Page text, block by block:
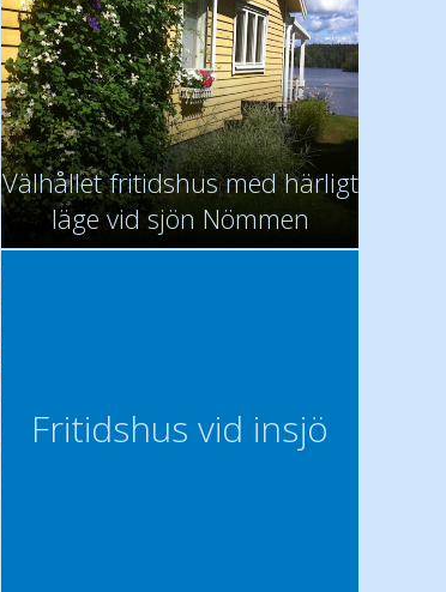
Välhållet fritidshus med härligt
läge vid sjön Nömmen
Fritidshus vid insjö